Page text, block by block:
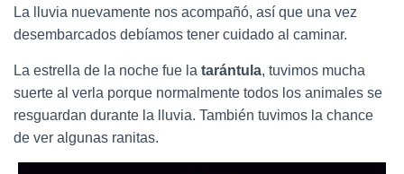
La lluvia nuevamente nos acompañó, así que una vez
desembarcados debíamos tener cuidado al caminar.
La estrella de la noche fue la tarántula, tuvimos mucha
suerte al verla porque normalmente todos los animales se
resguardan durante la lluvia. También tuvimos la chance
de ver algunas ranitas.